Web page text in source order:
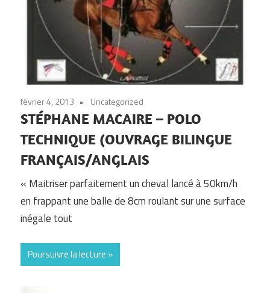
février 4, 2013 Uncategorized
STÉPHANE MACAIRE – POLO
TECHNIQUE (OUVRAGE BILINGUE
FRANÇAIS/ANGLAIS
« Maitriser parfaitement un cheval lancé à 50km/h
en frappant une balle de 8cm roulant sur une surface
inégale tout
Poursuivre la lecture